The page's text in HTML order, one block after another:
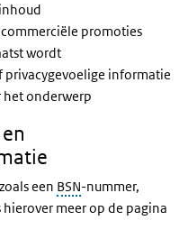
promoties
wordt
privacygevoelige informatie
het onderwerp
een BSN-nummer,
hierover meer op de pagina